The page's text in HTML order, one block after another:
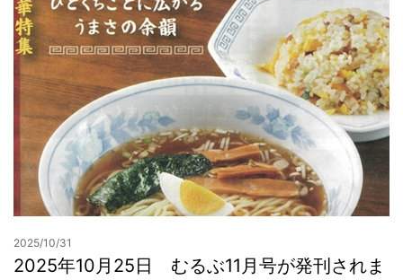
2025/10/31
2025年10月25日 むるぶ11月号が発刊されま